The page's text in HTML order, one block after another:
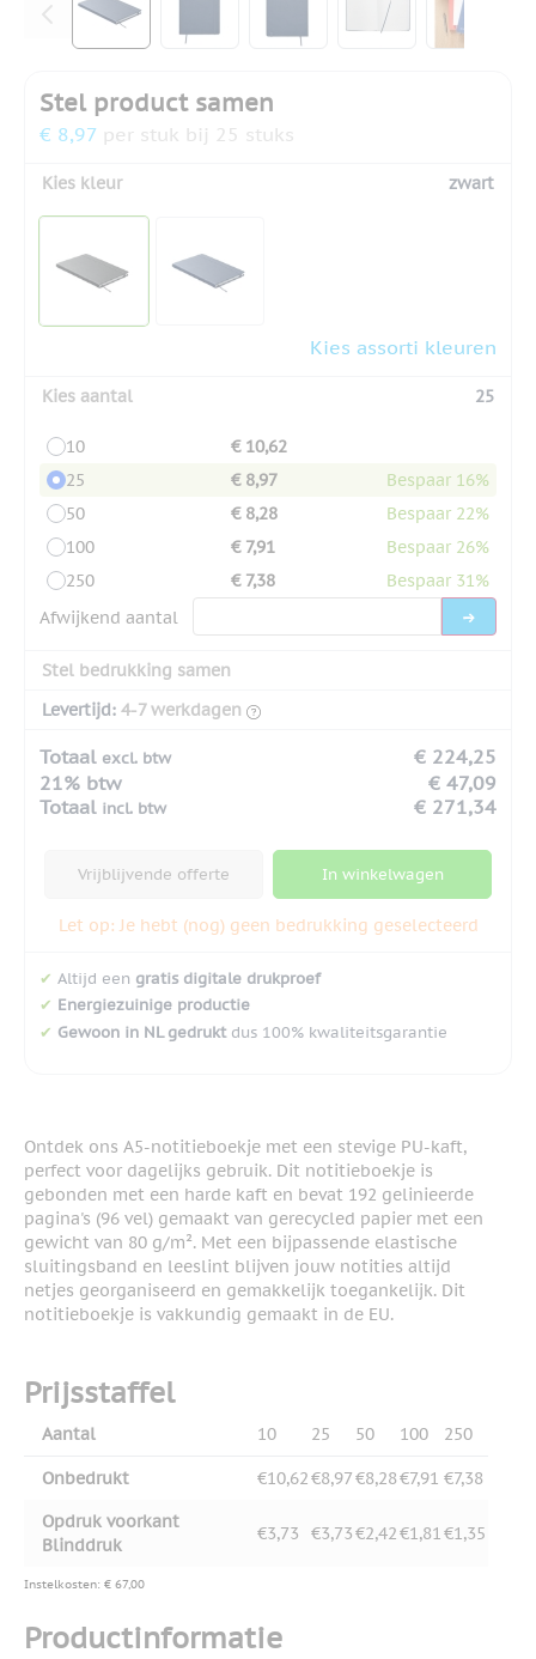
Stel product samen
€ 8,97 per stuk bij 25 stuks
Kies kleur zwart
Kies assorti kleuren
Kies aantal 25
10
€ 10,62
25
€ 8,97
Bespaar 16%
50
€ 8,28
Bespaar 22%
100
€ 7,91
Bespaar 26%
250
€ 7,38
Bespaar 31%
Afwijkend aantal
Stel bedrukking samen
Levertijd: 4-7 werkdagen
Totaal excl. btw
€ 224,25
21% btw
€ 47,09
Totaal incl. btw € 271,34
Vrijblijvende offerte In winkelwagen
Let op: Je hebt (nog) geen bedrukking geselecteerd
✔ Altijd een gratis digitale drukproef
✔ Energiezuinige productie
✔ Gewoon in NL gedruktdus 100% kwaliteitsgarantie
Ontdek ons A5-notitieboekje met een stevige PU-kaft,
perfect voor dagelijks gebruik. Dit notitieboekje is
gebonden met een harde kaft en bevat 192 gelinieerde
pagina's (96 vel) gemaakt van gerecycled papier met een
gewicht van 80 g/m². Met een bijpassende elastische
sluitingsband en leeslint blijven jouw notities altijd
netjes georganiseerd en gemakkelijk toegankelijk. Dit
notitieboekje is vakkundig gemaakt in de EU.
Prijsstaffel
Aantal 10 25 50 100 250
Onbedrukt €10,62€8,97€8,28€7,91 €7,38
Opdruk voorkant
Blinddruk
€3,73 €3,73€2,42€1,81€1,35
Instelkosten: € 67,00
Productinformatie